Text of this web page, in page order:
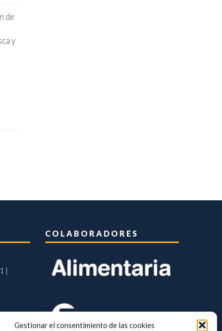
Gestionar el consentimiento de las cookies
de
y
|
COLABORADORES